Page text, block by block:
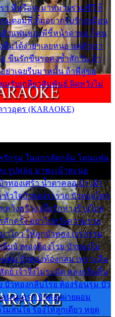
า พี่หรือจะมาหมายร่วมชีวี ก็
มตอมพี่ ติ๋มอยากรับรักเหมือน
ลัวแฟนของพี่ชี้หน้าด่าทอ ก็คน
มได้ง่ายๆเลยหนอ แค่ตัวเรา
ขืนรักขืนรอคงช้ำสักวัน ถ้า
ย่าเฉยรีบมาหมั้น ถ้าพี่สู่ขอ
มรับเกลียวสัมพันธ์ ผิดหวังไม่
วอุดร (KARAOKE)
รักรุม ในอกกลัดกลุ้ม โดนแฟน
ะรูปหล่อ มาพะเน้าพะนอ
วทองเศร้า น้ำตาคลอเบ้า เฝ้า
วใจบัวทองระรวย บัวทองโศก
คว้งคว้าง เมื่อรักห่างร้างไกล
กครั้ง อย่าไปหวังความรวย
าไกว ให้ลูกบัวทอง เวรกรรม
บบัวทองต้องโรย บัวทองไม่
ตม บัวทองท้องกลม เพราะลืม
ย์ เจ้าจึงไม่ระมัด หลงกลิ่นลิ้น
บัวทองกลีบโรย ต้องร้อนรุม บัว
นรุมอุรา บัวทองผ่ายผอม
ม่สนใจ ร้องไห้ลูกเดียว หยุด